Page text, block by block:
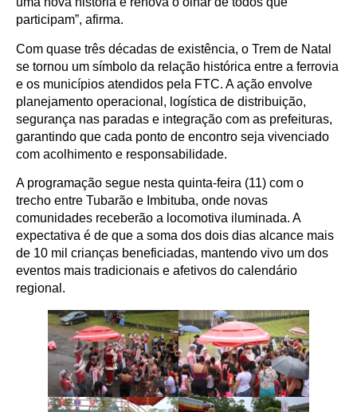
participam”, afirma.
Com quase três décadas de existência, o Trem de Natal
se tornou um símbolo da relação histórica entre a ferrovia
e os municípios atendidos pela FTC. A ação envolve
planejamento operacional, logística de distribuição,
segurança nas paradas e integração com as prefeituras,
garantindo que cada ponto de encontro seja vivenciado
com acolhimento e responsabilidade.
A programação segue nesta quinta-feira (11) com o
trecho entre Tubarão e Imbituba, onde novas
comunidades receberão a locomotiva iluminada. A
expectativa é de que a soma dos dois dias alcance mais
de 10 mil crianças beneficiadas, mantendo vivo um dos
eventos mais tradicionais e afetivos do calendário
regional.